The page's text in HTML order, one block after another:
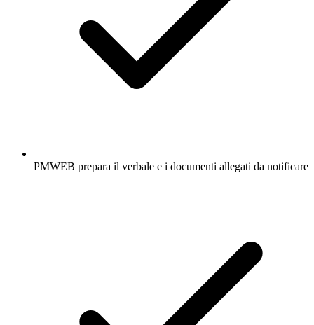
PMWEB prepara il verbale e i documenti allegati da notificare